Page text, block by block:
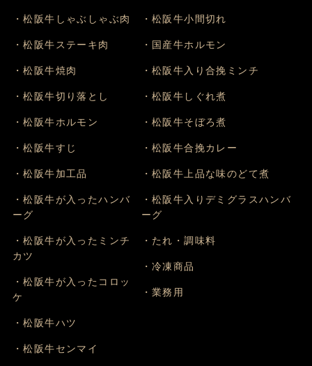
・松阪牛しゃぶしゃぶ肉
・松阪牛ステーキ肉
・松阪牛焼肉
・松阪牛切り落とし
・松阪牛ホルモン
・松阪牛すじ
・松阪牛加工品
・松阪牛が入ったハンバ
ーグ
・松阪牛が入ったミンチ
カツ
・松阪牛が入ったコロッ
ケ
・松阪牛ハツ
・松阪牛センマイ
・松阪牛小間切れ
・国産牛ホルモン
・松阪牛入り合挽ミンチ
・松阪牛しぐれ煮
・松阪牛そぼろ煮
・松阪牛合挽カレー
・松阪牛上品な味のどて煮
・松阪牛入りデミグラスハンバ
ーグ
・たれ・調味料
・冷凍商品
・業務用